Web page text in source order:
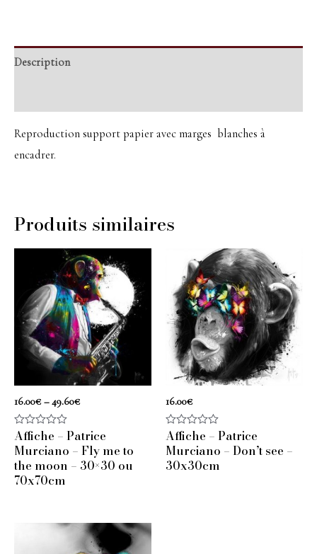
Description
Reproduction support papier avec marges blanches à
encadrer.
Produits similaires
16.00€ –49.60€
Note
0
sur
5
Affiche – Patrice
Murciano – Fly me to
the moon – 30×30 ou
70x70cm
16.00€
Note
0
sur
5
Affiche – Patrice
Murciano – Don’t see –
30x30cm